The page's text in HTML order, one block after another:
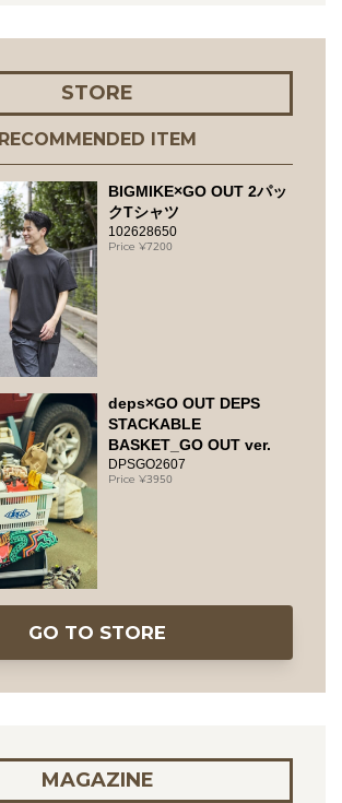
STORE
RECOMMENDED ITEM
BIGMIKE×GO OUT 2パッ
クTシャツ
102628650
7200
deps×GO OUT DEPS
STACKABLE
BASKET_GO OUT ver.
DPSGO2607
3950
GO TO STORE
MAGAZINE